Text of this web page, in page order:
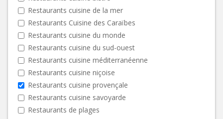
Restaurants cuisine de la mer
Restaurants Cuisine des Caraïbes
Restaurants cuisine du monde
Restaurants cuisine du sud-ouest
Restaurants cuisine méditerranéenne
Restaurants cuisine niçoise
Restaurants cuisine provençale
Restaurants cuisine savoyarde
Restaurants de plages